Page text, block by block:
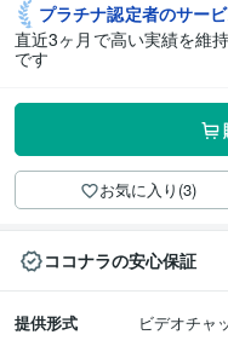
プラチナ認定者のサー
直近3ヶ月で高い実績を維
です
お気に入り(3)
ココナラの安心保証
提供形式
ビデオチャ